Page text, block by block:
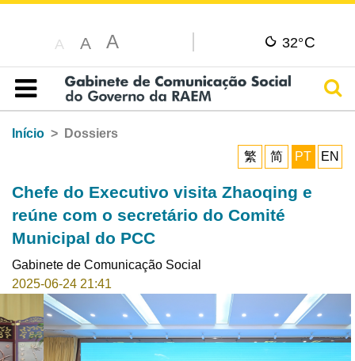
A A A 32°C
Índice
Início
Dossiers
繁
简 PT EN
Chefe do Executivo visita Zhaoqing e
reúne com o secretário do Comité
Municipal do PCC
Gabinete de Comunicação Social
2025-06-24 21:41